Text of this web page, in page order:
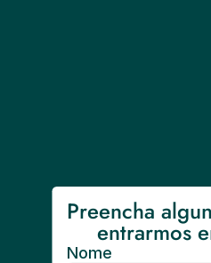
Preencha
entrarmos
Nome